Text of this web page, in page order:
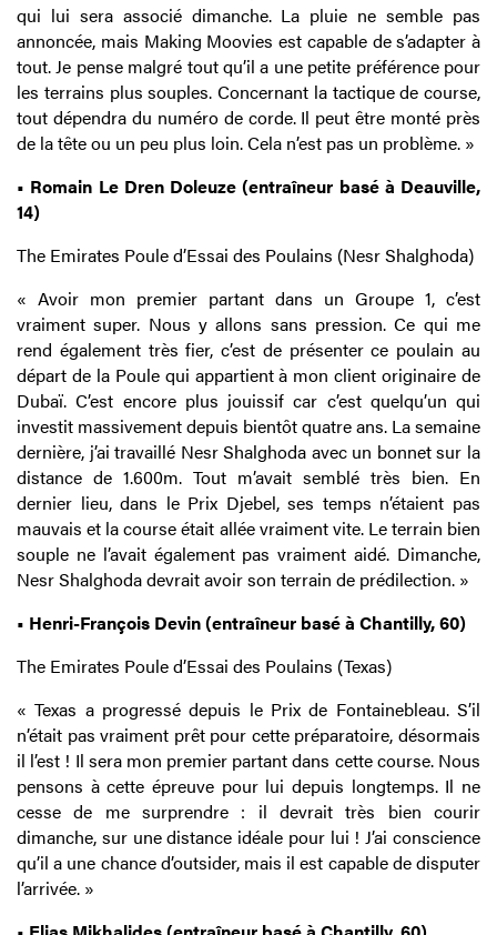
qui lui sera associé dimanche. La pluie ne semble pas
annoncée, mais Making Moovies est capable de s’adapter à
tout. Je pense malgré tout qu’il a une petite préférence pour
les terrains plus souples. Concernant la tactique de course,
tout dépendra du numéro de corde. Il peut être monté près
de la tête ou un peu plus loin. Cela n’est pas un problème. »
• Romain Le Dren Doleuze (entraîneur basé à Deauville,
14)
The Emirates Poule d’Essai des Poulains (Nesr Shalghoda)
« Avoir mon premier partant dans un Groupe 1, c’est
vraiment super. Nous y allons sans pression. Ce qui me
rend également très fier, c’est de présenter ce poulain au
départ de la Poule qui appartient à mon client originaire de
Dubaï. C’est encore plus jouissif car c’est quelqu’un qui
investit massivement depuis bientôt quatre ans. La semaine
dernière, j’ai travaillé Nesr Shalghoda avec un bonnet sur la
distance de 1.600m. Tout m’avait semblé très bien. En
dernier lieu, dans le Prix Djebel, ses temps n’étaient pas
mauvais et la course était allée vraiment vite. Le terrain bien
souple ne l’avait également pas vraiment aidé. Dimanche,
Nesr Shalghoda devrait avoir son terrain de prédilection. »
• Henri-François Devin (entraîneur basé à Chantilly, 60)
The Emirates Poule d’Essai des Poulains (Texas)
« Texas a progressé depuis le Prix de Fontainebleau. S’il
n’était pas vraiment prêt pour cette préparatoire, désormais
il l’est ! Il sera mon premier partant dans cette course. Nous
pensons à cette épreuve pour lui depuis longtemps. Il ne
cesse de me surprendre : il devrait très bien courir
dimanche, sur une distance idéale pour lui ! J’ai conscience
qu’il a une chance d’outsider, mais il est capable de disputer
l’arrivée. »